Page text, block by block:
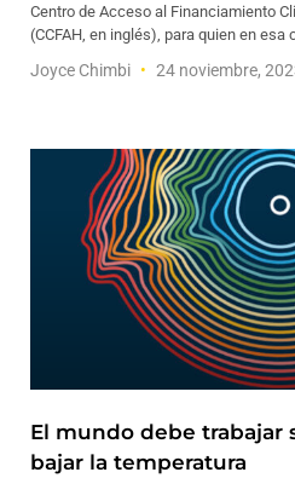
Centro de Acceso al Financiamiento
(CCFAH, en inglés), para quien en
Joyce Chimbi 24 noviembre,
El mundo debe trabajar
bajar la temperatura